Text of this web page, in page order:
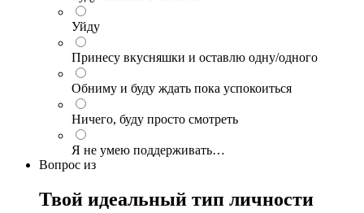
Уйду
Принесу вкусняшки и оставлю одну/одного
Обниму и буду ждать пока успокоиться
Ничего, буду просто смотреть
Я не умею поддерживать…
Вопрос из
Твой идеальный тип личности